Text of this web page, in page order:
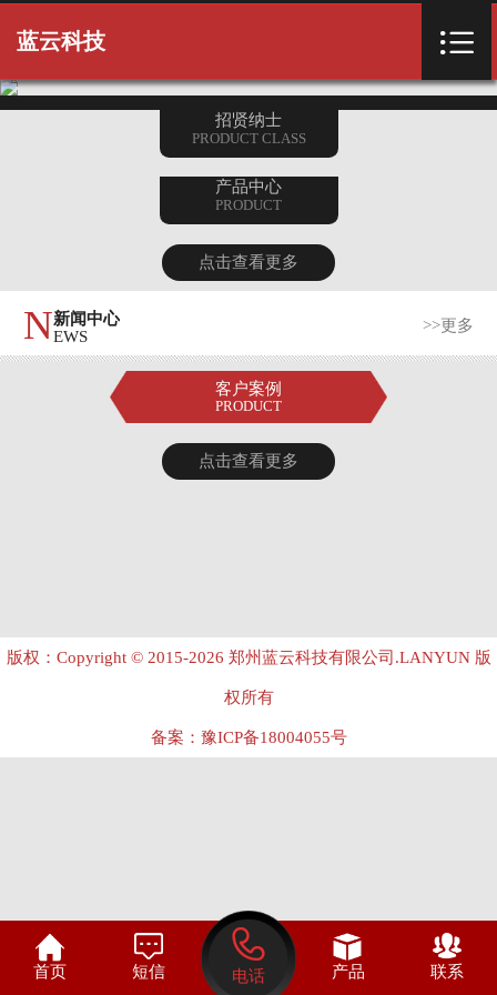
首页
蓝云科技 
招贤纳士
PRODUCT CLASS
产品中心
PRODUCT
点击查看更多
N新闻中心
EWS
>>更多
客户案例
PRODUCT
点击查看更多
版权：Copyright © 2015-2026 郑州蓝云科技有限公司.LANYUN 版
权所有
备案： 豫ICP备18004055号
首页 短信

电话 产品 联系